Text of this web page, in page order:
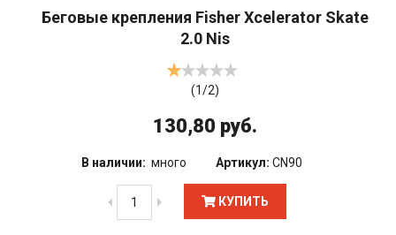
Беговые крепления Fisher Xcelerator Skate
2.0 Nis
(1/2)
130,80 руб.
В наличии: много Артикул: CN90
КУПИТЬ